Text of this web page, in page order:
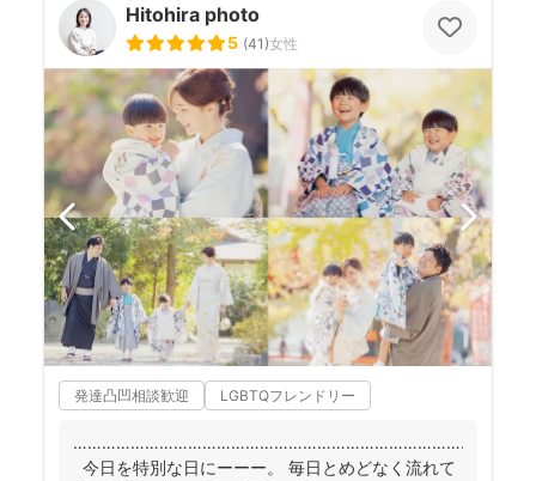
Hitohira photo
5 (41)女性
発達凸凹相談歓迎 LGBTQフレンドリー
………………………………………………………………………………
今日を特別な日にーーー。 毎日とめどなく流れて